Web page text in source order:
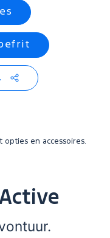
en accessoires.